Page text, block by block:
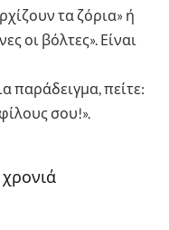
τα ζόρια» ή
οι βόλτες». Είναι
παράδειγμα, πείτε:
σου!».